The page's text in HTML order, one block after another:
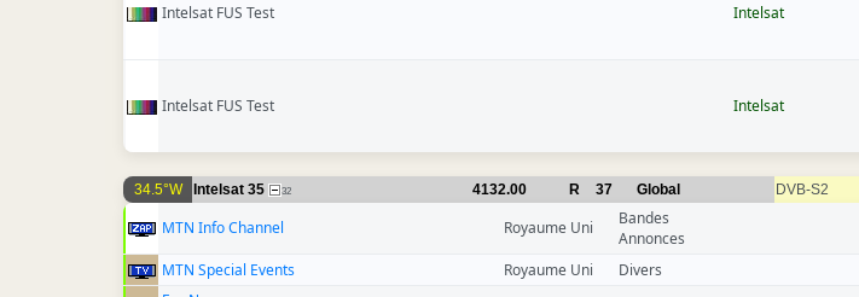
Intelsat FUS Test Intelsat
Intelsat FUS Test Intelsat
34.5°W Intelsat 35 32 4132.00 R 37 Global DVB-S2
MTN Info Channel Royaume Uni
Bandes
Annonces
MTN Special Events Royaume Uni Divers